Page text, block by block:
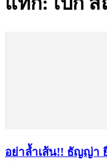
อย่าล้ำเส้น!! ธัญญ่า